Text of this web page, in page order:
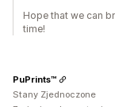
Hope that we can
time!
PuPrints™️
Stany Zjednoczone